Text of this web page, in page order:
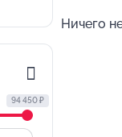
94 450 ₽
Ничего